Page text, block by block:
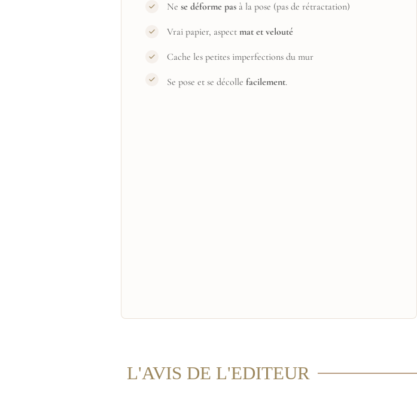
Ne se déforme pas à la pose (pas de rétractation)
Vrai papier, aspect mat et velouté
Cache les petites imperfections du mur
Se pose et se décolle facilement.
L'AVIS DE L'EDITEUR